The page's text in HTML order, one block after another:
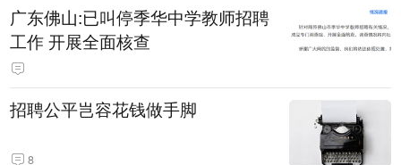
广东佛山:已叫停季华中学教师招聘
工作 开展全面核查
招聘公平岂容花钱做手脚
8